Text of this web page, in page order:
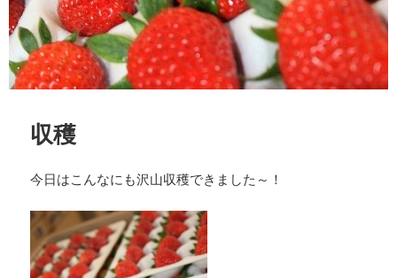
収穫
今日はこんなにも沢山収穫できました～！